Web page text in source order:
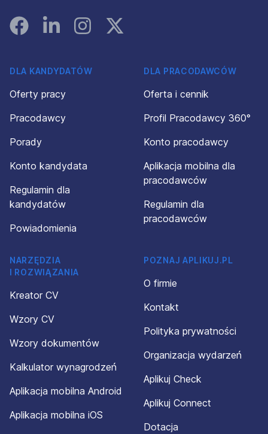
FacebookLinked InInstagramInstagram
DLA KANDYDATÓW
Oferty pracy
Pracodawcy
Porady
Konto kandydata
Regulamin dla
kandydatów
Powiadomienia
DLA PRACODAWCÓW
Oferta i cennik
Profil Pracodawcy 360°
Konto pracodawcy
Aplikacja mobilna dla
pracodawców
Regulamin dla
pracodawców
NARZĘDZIA
I ROZWIĄZANIA
Kreator CV
Wzory CV
Wzory dokumentów
Kalkulator wynagrodzeń
Aplikacja mobilna Android
Aplikacja mobilna iOS
POZNAJ APLIKUJ.PL
O firmie
Kontakt
Polityka prywatności
Organizacja wydarzeń
Aplikuj Check
Aplikuj Connect
Dotacja